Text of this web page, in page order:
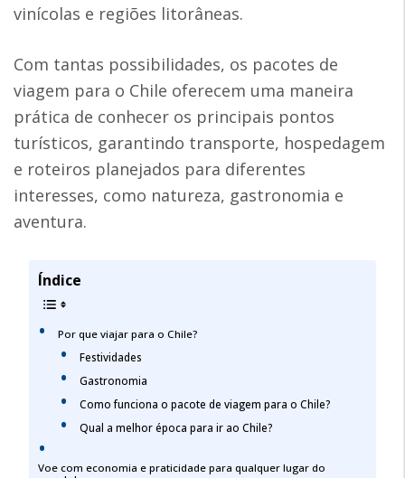
vinícolas e regiões litorâneas.
Com tantas possibilidades, os pacotes de
viagem para o Chile oferecem uma maneira
prática de conhecer os principais pontos
turísticos, garantindo transporte, hospedagem
e roteiros planejados para diferentes
interesses, como natureza, gastronomia e
aventura.
Índice
Por que viajar para o Chile?
Festividades
Gastronomia
Como funciona o pacote de viagem para o Chile?
Qual a melhor época para ir ao Chile?
Voe com economia e praticidade para qualquer lugar do